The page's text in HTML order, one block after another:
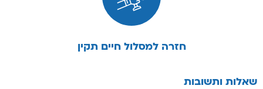
חזרה למסלול חיים תקין
שאלות ותשובות